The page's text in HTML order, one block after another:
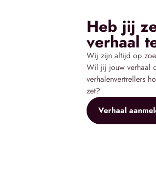
Heb jij
verhaal
Wij zijn altijd op
Wil jij jouw verhaal
verhalenvertrellers
zet?
Verhaal